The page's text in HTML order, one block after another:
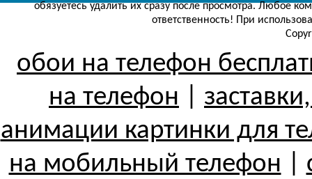
обязуетесь удалить их сразу после просмотра. Любое
ответственность! При
обои на телефон
на телефон
анимации картинки для
на мобильный телефон